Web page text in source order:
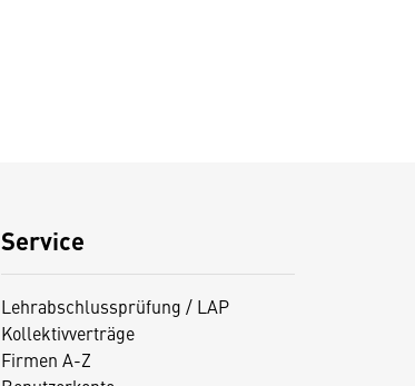
Service
Lehrabschlussprüfung / LAP
Kollektivverträge
Firmen A-Z